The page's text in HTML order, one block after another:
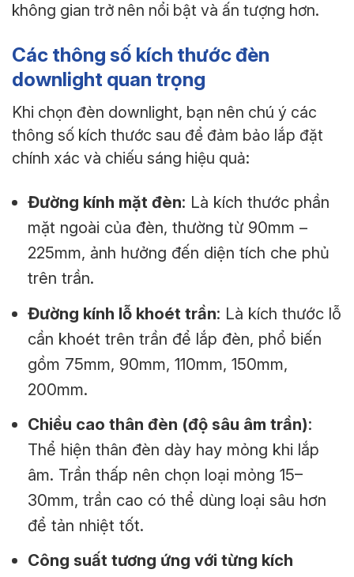
không gian trở nên nổi bật và ấn tượng hơn.
Các thông số kích thước đèn
downlight quan trọng
Khi chọn đèn downlight, bạn nên chú ý các
thông số kích thước sau để đảm bảo lắp đặt
chính xác và chiếu sáng hiệu quả:
Đường kính mặt đèn: Là kích thước phần
mặt ngoài của đèn, thường từ 90mm –
225mm, ảnh hưởng đến diện tích che phủ
trên trần.
Đường kính lỗ khoét trần: Là kích thước lỗ
cần khoét trên trần để lắp đèn, phổ biến
gồm 75mm, 90mm, 110mm, 150mm,
200mm.
Chiều cao thân đèn (độ sâu âm trần):
Thể hiện thân đèn dày hay mỏng khi lắp
âm. Trần thấp nên chọn loại mỏng 15–
30mm, trần cao có thể dùng loại sâu hơn
để tản nhiệt tốt.
Công suất tương ứng với từng kích